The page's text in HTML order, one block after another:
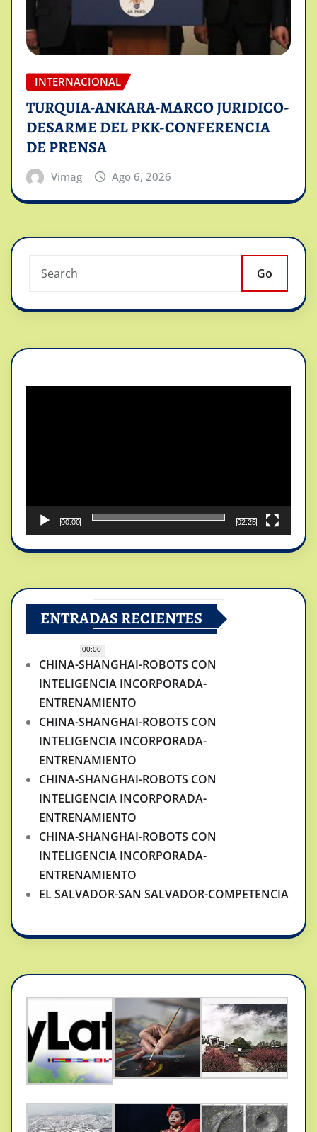
INTERNACIONAL
TURQUIA-ANKARA-MARCO JURIDICO-
DESARME DEL PKK-CONFERENCIA
DE PRENSA
Vimag Ago 6, 2026
Go
00:00
00:00
02:25
ENTRADAS RECIENTES
CHINA-SHANGHAI-ROBOTS CON
INTELIGENCIA INCORPORADA-
ENTRENAMIENTO
CHINA-SHANGHAI-ROBOTS CON
INTELIGENCIA INCORPORADA-
ENTRENAMIENTO
CHINA-SHANGHAI-ROBOTS CON
INTELIGENCIA INCORPORADA-
ENTRENAMIENTO
CHINA-SHANGHAI-ROBOTS CON
INTELIGENCIA INCORPORADA-
ENTRENAMIENTO
EL SALVADOR-SAN SALVADOR-COMPETENCIA